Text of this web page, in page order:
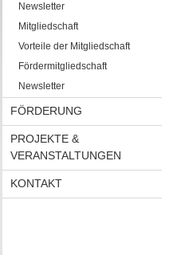
Newsletter
Mitgliedschaft
Vorteile der Mitgliedschaft
Fördermitgliedschaft
Newsletter
FÖRDERUNG
PROJEKTE &
VERANSTALTUNGEN
KONTAKT